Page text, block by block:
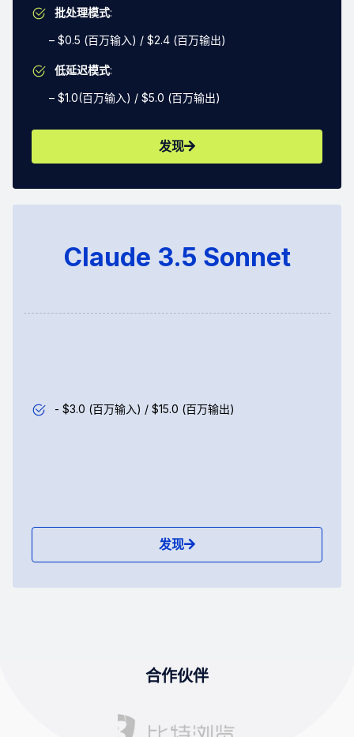
批处理模式:
– $0.5 (百万输入) / $2.4 (百万输出)
低延迟模式:
– $1.0(百万输入) / $5.0 (百万输出)
发现
Claude 3.5 Sonnet
- $3.0 (百万输入) / $15.0 (百万输出)​
发现
合作伙伴